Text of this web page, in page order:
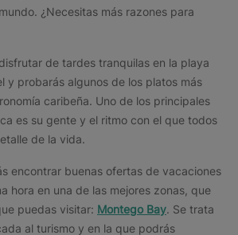
¿Necesitas más razones para
de tardes tranquilas en la playa
y probarás algunos de los platos más
caribeña. Uno de los principales
es su gente y el ritmo con el que todos
de la vida.
encontrar buenas ofertas de vacaciones
hora en una de las mejores zonas, que
puedas visitar: Montego Bay. Se trata
al turismo y en la que podrás